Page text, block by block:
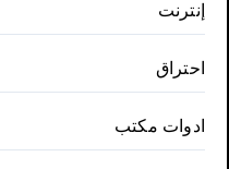
إنترنت
احتراق
ادوات مكتب